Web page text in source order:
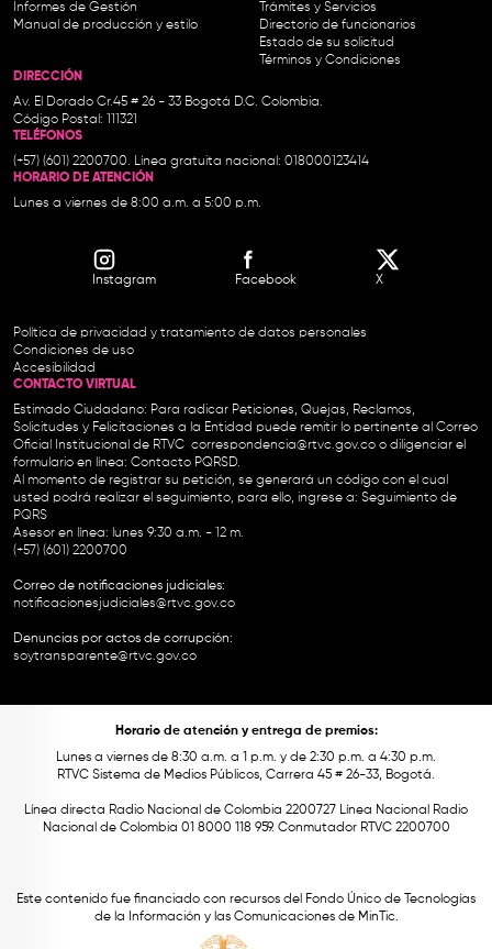
Informes de Gestión
Manual de producción y estilo
Trámites y Servicios
Directorio de funcionarios
Estado de su solicitud
Términos y Condiciones
DIRECCIÓN
Av. El Dorado Cr.45 # 26 - 33 Bogotá D.C. Colombia.
Código Postal: 111321
TELÉFONOS
(+57) (601) 2200700. Línea gratuita nacional: 018000123414
HORARIO DE ATENCIÓN
Lunes a viernes de 8:00 a.m. a 5:00 p.m.
Instagram Facebook X
Política de privacidad y tratamiento de datos personales
Condiciones de uso
Accesibilidad
CONTACTO VIRTUAL
Estimado Ciudadano: Para radicar Peticiones, Quejas, Reclamos,
Solicitudes y Felicitaciones a la Entidad puede remitir lo pertinente al Correo
Oficial Institucional de RTVC correspondencia@rtvc.gov.co o diligenciar el
formulario en línea: Contacto PQRSD.
Al momento de registrar su petición, se generará un código con el cual
usted podrá realizar el seguimiento, para ello, ingrese a: Seguimiento de
PQRS
Asesor en línea: lunes 9:30 a.m. - 12 m.
(+57) (601) 2200700
Correo de notificaciones judiciales:
notificacionesjudiciales@rtvc.gov.co
Denuncias por actos de corrupción:
soytransparente@rtvc.gov.co
Horario de atención y entrega de premios:
Lunes a viernes de 8:30 a.m. a 1 p.m. y de 2:30 p.m. a 4:30 p.m.
RTVC Sistema de Medios Públicos, Carrera 45 # 26-33, Bogotá.
Línea directa Radio Nacional de Colombia 2200727 Línea Nacional Radio
Nacional de Colombia 01 8000 118 959. Conmutador RTVC 2200700
Este contenido fue financiado con recursos del Fondo Único de Tecnologías
de la Información y las Comunicaciones de MinTic.